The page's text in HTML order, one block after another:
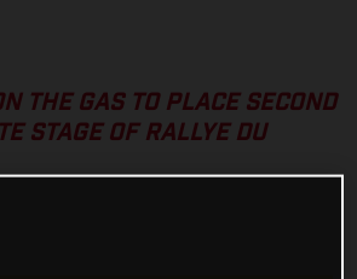
THE GAS TO PLACE SECOND
STAGE OF RALLYE DU